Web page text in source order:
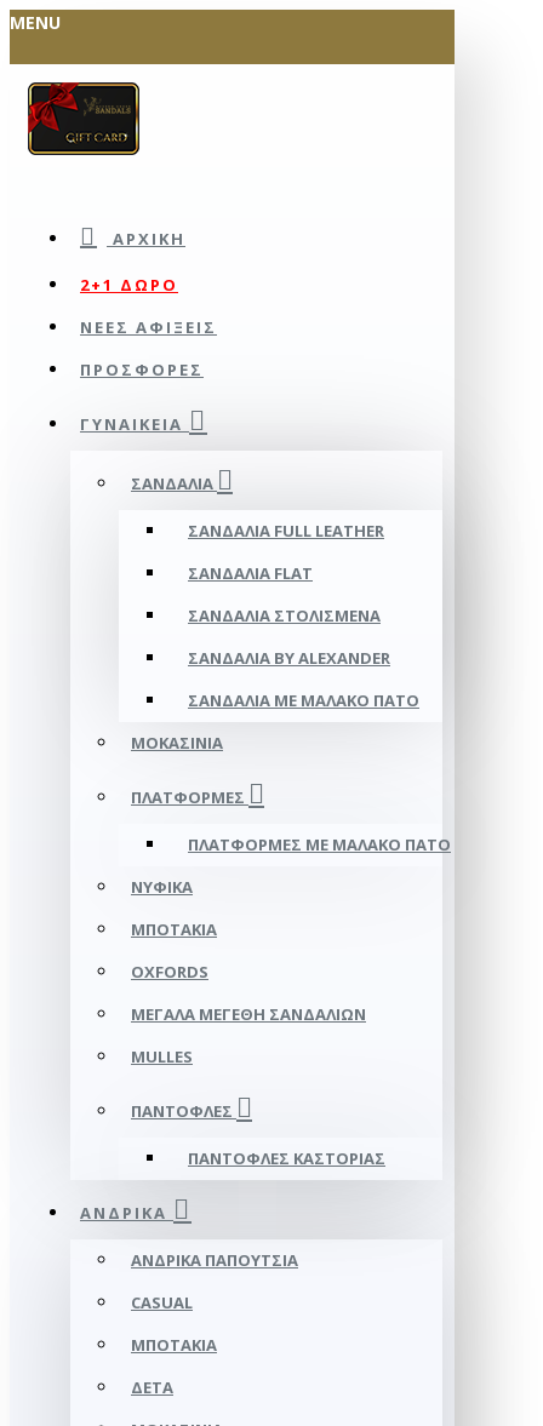
MENU
ΑΡΧΙΚΉ
2+1 ΔΩΡΟ
ΝΕΕΣ ΑΦΙΞΕΙΣ
ΠΡΟΣΦΟΡΕΣ
ΓΥΝΑΙΚΕΊΑ
ΣΑΝΔΆΛΙΑ
ΣΑΝΔΆΛΙΑ FULL LEATHER
ΣΑΝΔΆΛΙΑ FLAT
ΣΑΝΔΆΛΙΑ ΣΤΟΛΙΣΜΈΝΑ
ΣΑΝΔΆΛΙΑ BY ALEXANDER
ΣΑΝΔΆΛΙΑ ΜΕ ΜΑΛΑΚΌ ΠΆΤΟ
ΜΟΚΑΣΊΝΙΑ
ΠΛΑΤΦΌΡΜΕΣ
ΠΛΑΤΦΟΡΜΕΣ ΜΕ ΜΑΛΑΚΟ ΠΑΤΟ
ΝΥΦΙΚΆ
ΜΠΟΤΆΚΙΑ
OXFORDS
ΜΕΓΆΛΑ ΜΕΓΈΘΗ ΣΑΝΔΑΛΙΏΝ
MULLES
ΠΑΝΤΌΦΛΕΣ
ΠΑΝΤΌΦΛΕΣ ΚΑΣΤΟΡΙΆΣ
ΑΝΔΡΙΚΆ
ΑΝΔΡΙΚΆ ΠΑΠΟΎΤΣΙΑ
CASUAL
ΜΠΟΤΆΚΙΑ
ΔΕΤΆ